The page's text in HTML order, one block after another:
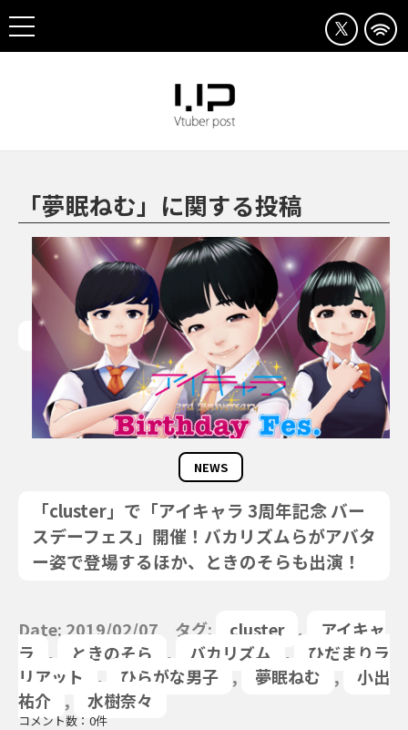
「夢眠ねむ」に関する投稿
NEWS
「cluster」で「アイキャラ 3周年記念 バー
スデーフェス」開催！バカリズムらがアバタ
ー姿で登場するほか、ときのそらも出演！
Date: 2019/02/07 タグ: cluster ,
アイキャ
ラ
, ときのそら , バカリズム ,
ひだまりラ
リアット
, ひらがな男子 , 夢眠ねむ ,
小出
祐介
, 水樹奈々
コメント数：0件